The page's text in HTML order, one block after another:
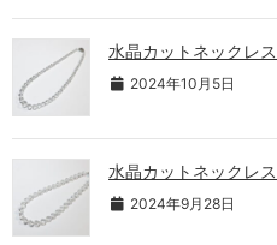
水晶カットネックレス
2024年10月5日
水晶カットネックレス
2024年9月28日